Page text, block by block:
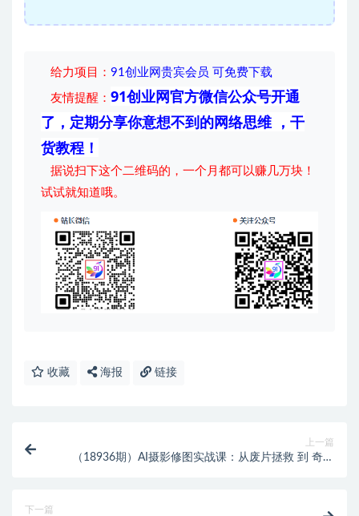
给力项目 ： 91创业网贵宾会员 可免费下载
友情提醒： 91创业网官方微信公众号开通
了，定期分享你意想不到的网络思维 ，干
货教程！
据说扫下这个二维码的，一个月都可以赚几万块！
试试就知道哦。
收藏 海报 链接
上一篇
（18936期）AI摄影修图实战课：从废片拯救 到 奇幻
下一篇